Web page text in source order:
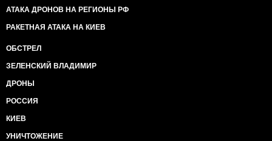
АТАКА ДРОНОВ НА РЕГИОНЫ РФ
РАКЕТНАЯ АТАКА НА КИЕВ
ОБСТРЕЛ
ЗЕЛЕНСКИЙ ВЛАДИМИР
ДРОНЫ
РОССИЯ
КИЕВ
УНИЧТОЖЕНИЕ